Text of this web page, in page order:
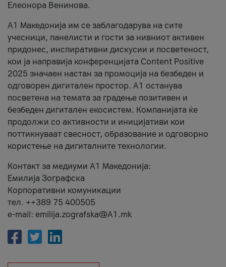
Елеонора Венинова.
А1 Македонија им се заблагодарува на сите
учесници, панелисти и гости за нивниот активен
придонес, инспиративни дискусии и посветеност,
кои ја направија конференцијата Content Positive
2025 значаен настан за промоција на безбеден и
одговорен дигитален простор. А1 останува
посветена на темата за градење позитивен и
безбеден дигитален екосистем. Компанијата ќе
продолжи со активности и иницијативи кои
поттикнуваат свесност, образование и одговорно
користење на дигиталните технологии.
Контакт за медиуми А1 Македонија:
Емилија Зографска
Корпоративни комуникации
тел. ++389 75 400505
e-mail: emilija.zografska@A1.mk